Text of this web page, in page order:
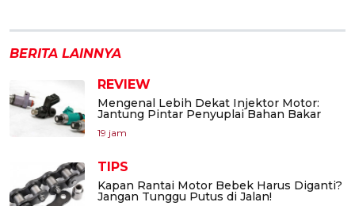
BERITA LAINNYA
REVIEW
Mengenal Lebih Dekat Injektor Motor:
Jantung Pintar Penyuplai Bahan Bakar
19 jam
TIPS
Kapan Rantai Motor Bebek Harus Diganti?
Jangan Tunggu Putus di Jalan!